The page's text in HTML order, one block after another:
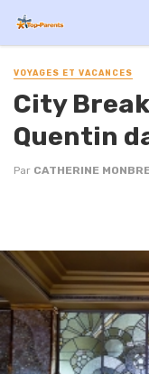
VOYAGES ET VACANCES
City
Quentin
Par CATHERINE